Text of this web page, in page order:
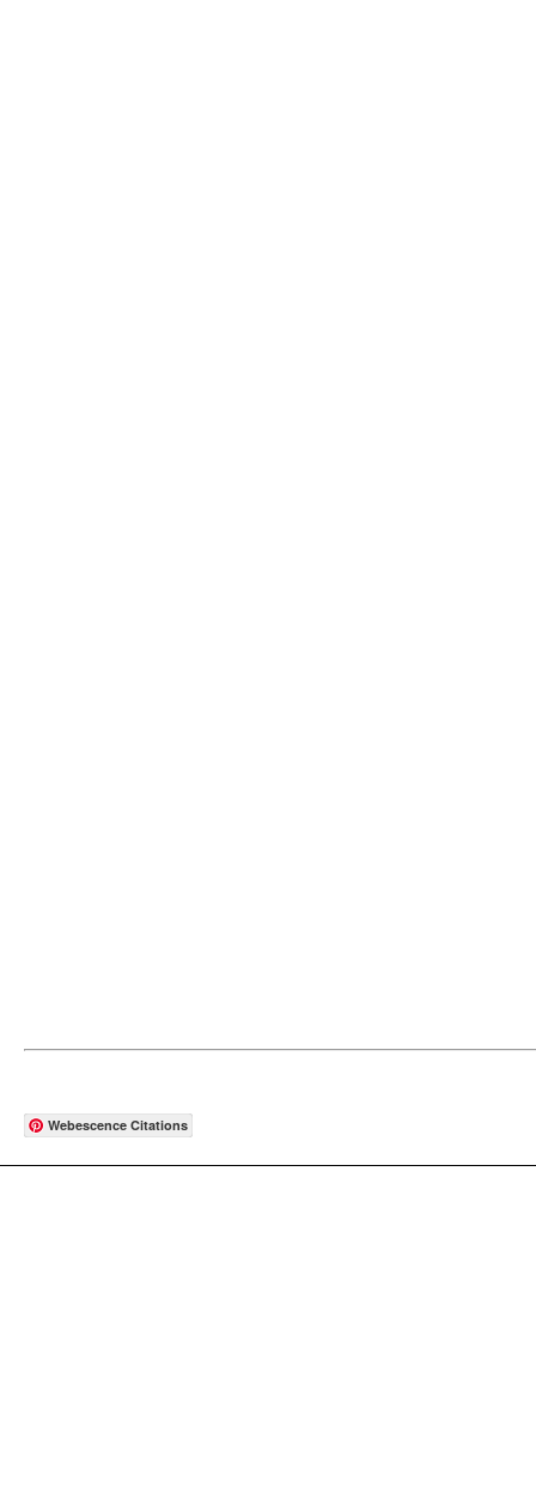
Webescence Citations